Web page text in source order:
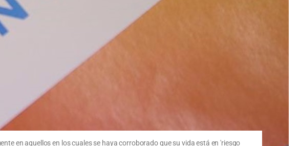
en aquellos en los cuales se haya corroborado que su vida está en 'riesgo